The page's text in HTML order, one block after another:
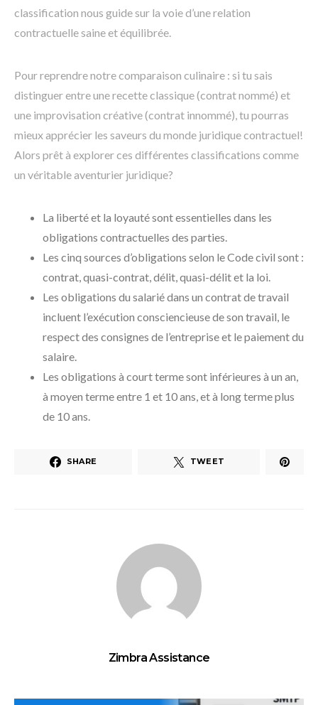
classification nous guide sur la voie d’une relation
contractuelle saine et équilibrée.
Pour reprendre notre comparaison culinaire : si tu sais
distinguer entre une recette classique (contrat nommé) et
une improvisation créative (contrat innommé), tu pourras
mieux apprécier les saveurs du monde juridique contractuel!
Alors prêt à explorer ces différentes classifications comme
un véritable aventurier juridique?
La liberté et la loyauté sont essentielles dans les
obligations contractuelles des parties.
Les cinq sources d’obligations selon le Code civil sont :
contrat, quasi-contrat, délit, quasi-délit et la loi.
Les obligations du salarié dans un contrat de travail
incluent l’exécution consciencieuse de son travail, le
respect des consignes de l’entreprise et le paiement du
salaire.
Les obligations à court terme sont inférieures à un an,
à moyen terme entre 1 et 10 ans, et à long terme plus
de 10 ans.
SHARE TWEET
Zimbra Assistance